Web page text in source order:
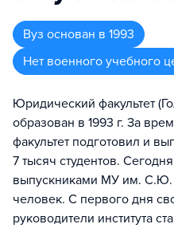
Вуз основан в 1993
Нет военного учебного
Юридический факультет
образован в 1993 г. За
факультет подготовил и
7 тысяч студентов.
выпускниками МУ им. С.Ю.
человек. С первого дня
руководители института